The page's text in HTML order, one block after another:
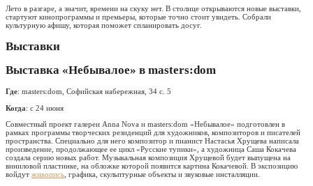
Лето в разгаре, а значит, времени на скуку нет. В столице открываются новые выставки,
стартуют кинопрограммы и премьеры, которые точно стоит увидеть. Собрали
культурную афишу, которая поможет спланировать досуг.
Выставки
Выставка «Небывалое» в masters:dom
Где: masters:dom, Софийская набережная, 34 с. 5
Когда: с 24 июня
Совместный проект галереи Anna Nova и masters:dom «Небывалое» подготовлен в
рамках программы творческих резиденций для художников, композиторов и писателей
пространства. Специально для него композитор и пианист Настасья Хрущева написала
произведение, продолжающее ее цикл «Русские тупики», а художница Саша Кокачева
создала серию новых работ. Музыкальная композиция Хрущевой будет выпущена на
виниловой пластинке, на обложке которой появится картина Кокачевой. В экспозицию
войдут живопись , графика, скульптурные объекты и звуковые инсталляции.